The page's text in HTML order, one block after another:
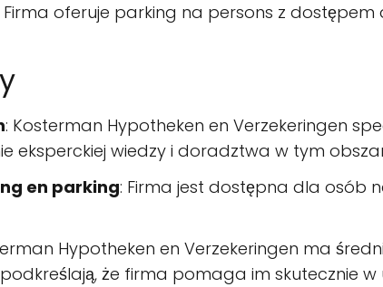
Firma oferuje parking na persons z
: Kosterman Hypotheken en Verzekeringen
eksperckiej wiedzy i doradztwa w tym
en parking: Firma jest dostępna dla osób
Hypotheken en Verzekeringen ma
podkreślają, że firma pomaga im skutecznie